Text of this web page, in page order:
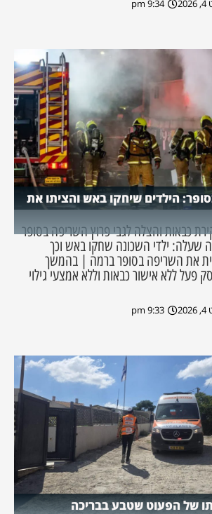
9:34 pm
הילדים שיחקו באש והציתו את
כבאות והצלה לגבי פרוץ השריפה בסופר
ילדי השכונה שחקו באש וכך
את השריפה בסופר ברמה | בהמשך
ללא אישור כבאות וללא אמצעי גילוי
9:33 pm
של הפעוט שטבע בבריכה